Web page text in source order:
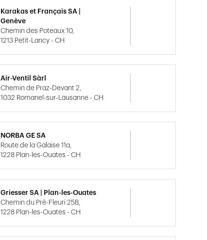
Karakas et Français SA |
Genève
Chemin des Poteaux 10,
1213 Petit-Lancy - CH
Air-Ventil Sàrl
Chemin de Praz-Devant 2,
1032 Romanel-sur-Lausanne - CH
NORBA GE SA
Route de la Galaise 11a,
1228 Plan-les-Ouates - CH
Griesser SA | Plan-les-Ouates
Chemin du Pré-Fleuri 25B,
1228 Plan-les-Ouates - CH